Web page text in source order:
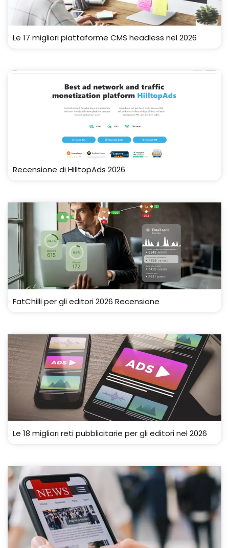
Le 17 migliori piattaforme CMS headless nel 2026
Recensione di HilltopAds 2026
FatChilli per gli editori 2026 Recensione
Le 18 migliori reti pubblicitarie per gli editori nel 2026